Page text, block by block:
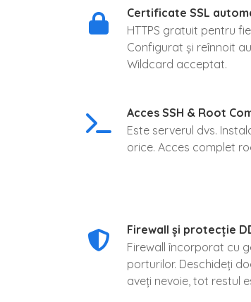
Certificate SSL
HTTPS gratuit pentru
Configurat și reînnoit
Wildcard acceptat.
Acces SSH & Root
Este serverul dvs.
orice. Acces complet
Firewall și protecție
Firewall încorporat cu
porturilor. Deschideți
aveți nevoie, tot restul